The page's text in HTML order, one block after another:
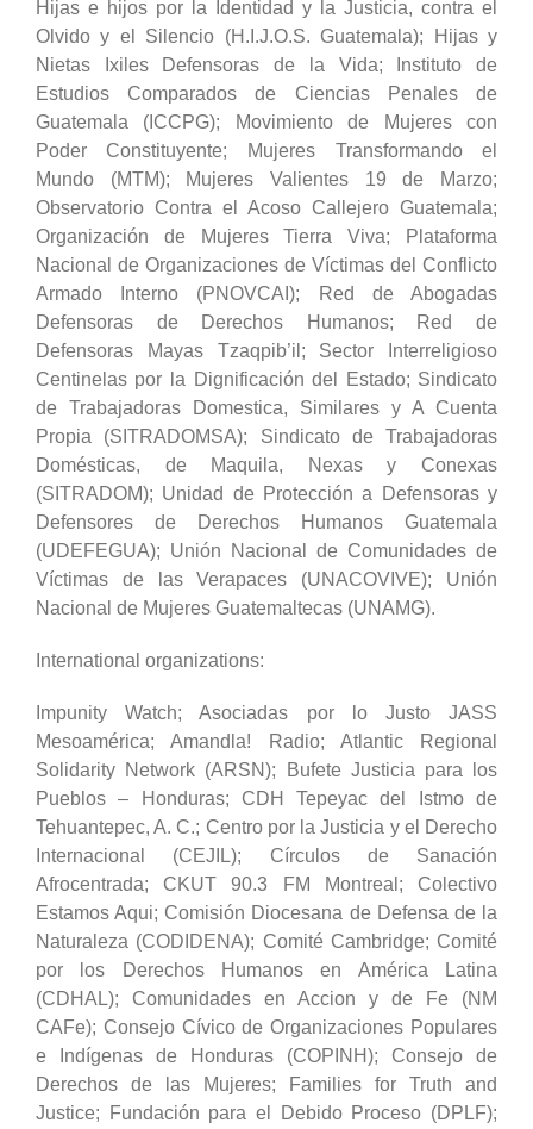
Hijas e hijos por la Identidad y la Justicia, contra el
Olvido y el Silencio (H.I.J.O.S. Guatemala); Hijas y
Nietas Ixiles Defensoras de la Vida; Instituto de
Estudios Comparados de Ciencias Penales de
Guatemala (ICCPG); Movimiento de Mujeres con
Poder Constituyente; Mujeres Transformando el
Mundo(MTM); Mujeres Valientes 19 de Marzo;
Observatorio Contra el Acoso Callejero Guatemala;
Organización de Mujeres Tierra Viva; Plataforma
Nacional de Organizacionesde Víctimas del Conflicto
Armado Interno (PNOVCAI); Red de Abogadas
Defensoras de Derechos Humanos; Red de
Defensoras Mayas Tzaqpib’il; Sector Interreligioso
Centinelas por la Dignificación del Estado; Sindicato
de Trabajadoras Domestica, Similares y A Cuenta
Propia (SITRADOMSA); Sindicato de Trabajadoras
Domésticas, de Maquila, Nexas y Conexas
(SITRADOM); Unidad de Protección a Defensoras y
Defensores de Derechos Humanos Guatemala
(UDEFEGUA); Unión Nacionalde Comunidades de
Víctimas de las Verapaces (UNACOVIVE); Unión
Nacional de Mujeres Guatemaltecas (UNAMG).
International organizations:
Impunity Watch; Asociadas por lo Justo JASS
Mesoamérica; Amandla! Radio; Atlantic Regional
Solidarity Network (ARSN); Bufete Justicia para los
Pueblos – Honduras; CDH Tepeyac del Istmo de
Tehuantepec, A. C.; Centro por la Justicia y el Derecho
Internacional (CEJIL); Círculos de Sanación
Afrocentrada; CKUT 90.3 FM Montreal; Colectivo
Estamos Aqui; Comisión Diocesana de Defensa de la
Naturaleza (CODIDENA); Comité Cambridge; Comité
por los Derechos Humanos en América Latina
(CDHAL); Comunidades en Accion y de Fe (NM
CAFe); Consejo Cívico de Organizaciones Populares
e Indígenas de Honduras (COPINH); Consejo de
Derechos de las Mujeres; Families for Truth and
Justice; Fundación para el Debido Proceso (DPLF);